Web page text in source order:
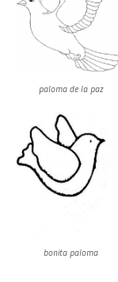
paloma de la paz
bonita paloma